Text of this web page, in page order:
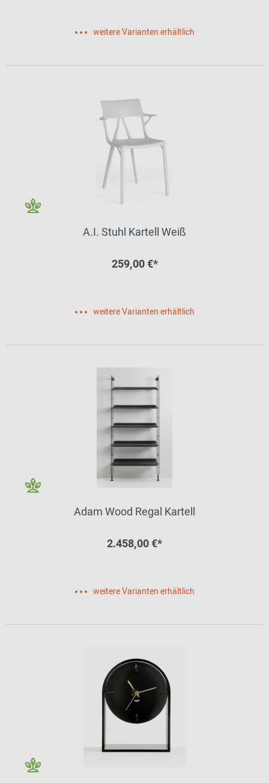
weitere Varianten erhältlich
A.I. Stuhl Kartell Weiß
259,00 €*
weitere Varianten erhältlich
Adam Wood Regal Kartell
2.458,00 €*
weitere Varianten erhältlich